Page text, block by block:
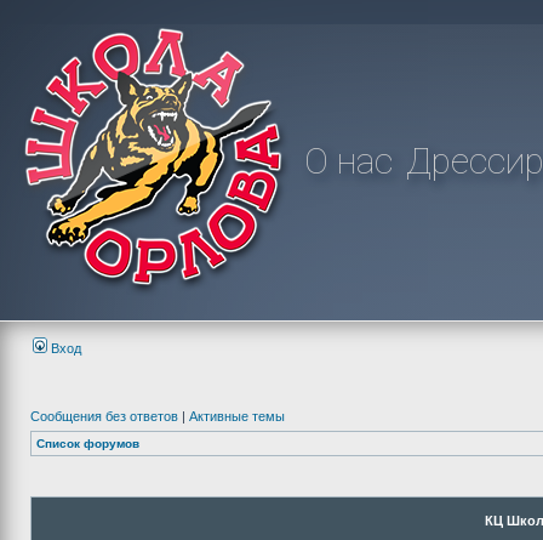
О нас
Вход
Сообщения без ответов | Активные темы
Список форумов
КЦ